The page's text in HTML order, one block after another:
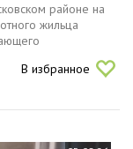
районе на
жильца
станции метро
В избранное